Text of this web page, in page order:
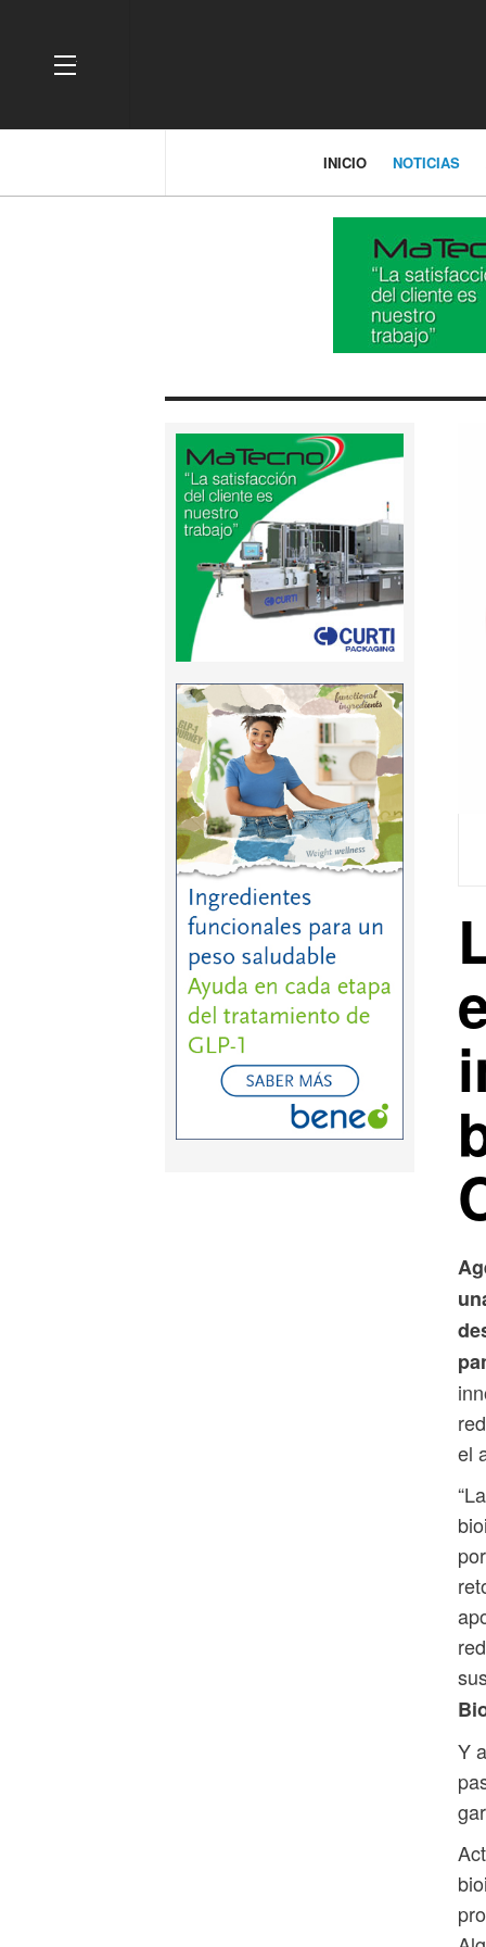
OFF CANVAS
INICIO NOTICIAS
el
Y